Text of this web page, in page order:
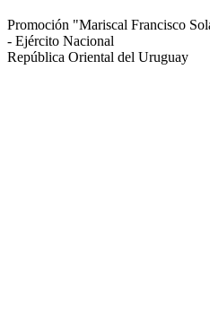
Promoción "Mariscal Francisco
- Ejército Nacional
República Oriental del Uruguay